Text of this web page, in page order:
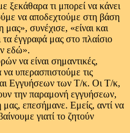
ξεκάθαρα τι μπορεί να κάνει
να αποδεχτούμε στη βάση
συνέχισε, «είναι και
έγγραφά μας στο πλαίσιο
εδώ».
να είναι σημαντικές,
υπερασπιστούμε τις
Εγγυήσεων των Τ/κ. Οι Τ/κ,
την παραμονή εγγυήσεων,
επεσήμανε. Εμείς, αντί να
γιατί το ζητούν